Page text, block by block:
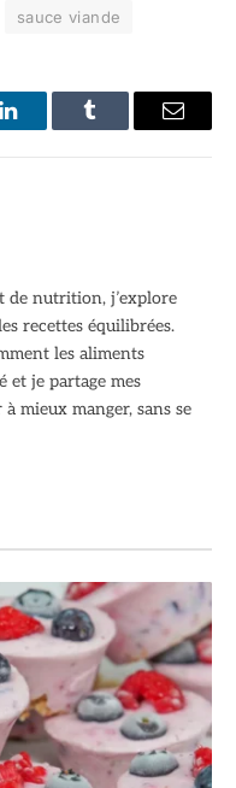
sauce viande
LinkedInTumblr Email
de nutrition, j’explore
recettes équilibrées.
les aliments
et je partage mes
mieux manger, sans se